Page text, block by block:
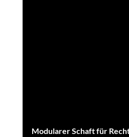
Modularer Schaft für